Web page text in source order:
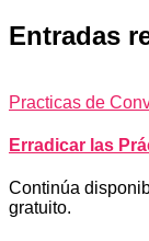
Entradas
Practicas de
Erradicar las
Continúa
gratuito.